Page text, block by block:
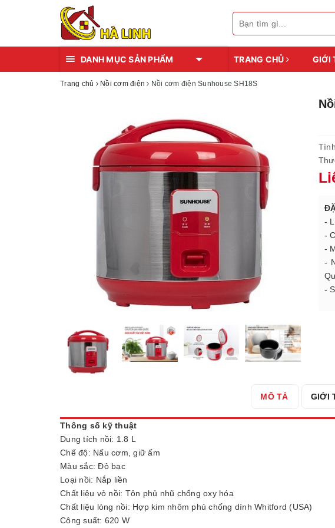
DANH MỤC SẢN PHẨM TRANG CHỦ GIỚI
Trang chủ Nồi cơm điện Nồi cơm điện Sunhouse SH18S
-
-
-
-
-
MÔ TẢ GIỚI
Thông số kỹ thuật
Dung tích nồi: 1.8 L
Chế độ: Nấu cơm, giữ ấm
Màu sắc: Đỏ bạc
Loại nồi: Nắp liền
Chất liệu vỏ nồi: Tôn phủ nhũ chống oxy hóa
Chất liệu lòng nồi: Hợp kim nhôm phủ chống dính Whitford (USA)
Công suất: 620 W